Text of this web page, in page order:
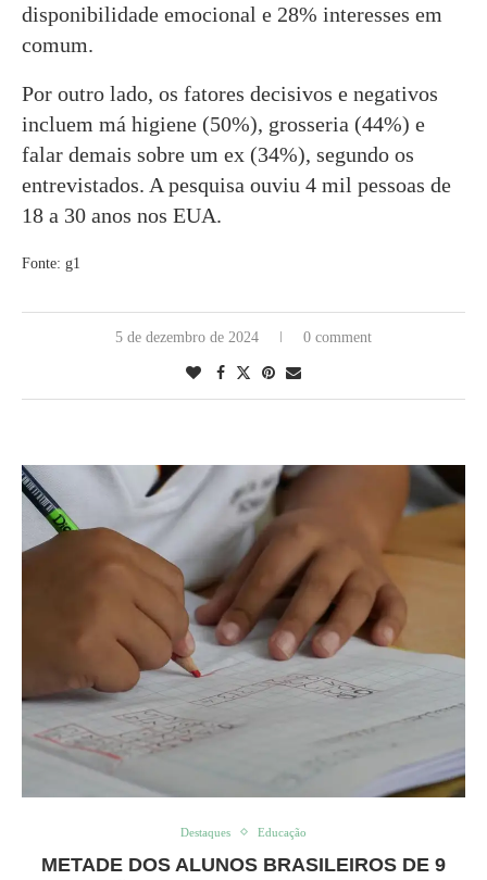
disponibilidade emocional e 28% interesses em
comum.
Por outro lado, os fatores decisivos e negativos
incluem má higiene (50%), grosseria (44%) e
falar demais sobre um ex (34%), segundo os
entrevistados. A pesquisa ouviu 4 mil pessoas de
18 a 30 anos nos EUA.
Fonte: g1
5 de dezembro de 2024 0 comment
Destaques Educação
METADE DOS ALUNOS BRASILEIROS DE 9